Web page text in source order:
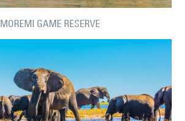
MOREMI GAME RESERVE